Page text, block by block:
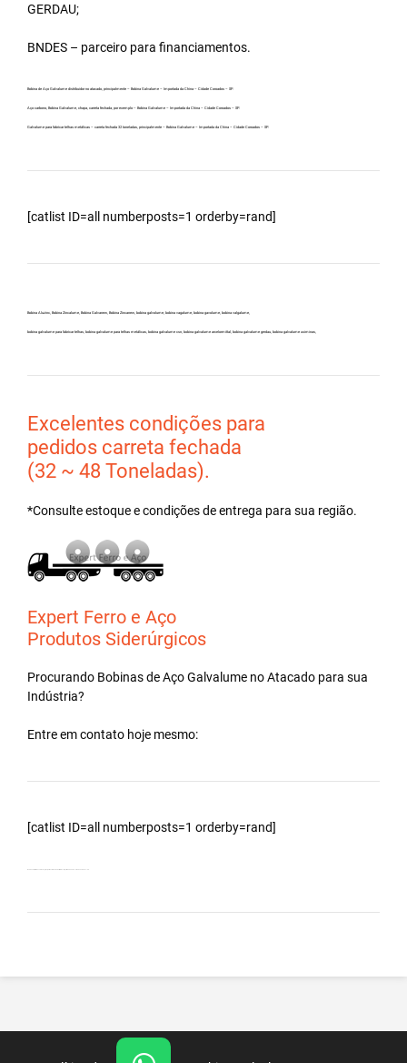
GERDAU;
BNDES – parceiro para financiamentos.
Bobina de Aço Galvalume distribuidor no atacado, principalmente – Bobina Galvalume – Importada da China – Cidade Coroados – SP.
Aço carbono, Bobina Galvalume, chapa, carreta fechada, por exemplo – Bobina Galvalume – Importada da China – Cidade Coroados – SP.
Galvalume para fabricar telhas metálicas – carreta fechada 32 toneladas, principalmente – Bobina Galvalume – Importada da China – Cidade Coroados – SP.
[catlist ID=all numberposts=1 orderby=rand]
Bobina Aluzinc, Bobina Zincalume, Bobina Galvanew, Bobina Zincanew, bobina galvolume, bobina vagalume, bobina gavolume, bobina valgalume,
bobina galvalume para fabricar telhas, bobina galvalume para telhas metálicas, bobina galvalume csn, bobina galvalume arcelormittal, bobina galvalume gerdau, bobina galvalume usiminas,
Excelentes condições para
pedidos carreta fechada
(32 ~ 48 Toneladas).
*Consulte estoque e condições de entrega para sua região.
Expert Ferro e Aço
Produtos Siderúrgicos
Procurando Bobinas deAço Galvalume noAtacado para sua
Indústria?
Entre em contato hoje mesmo:
[catlist ID=all numberposts=1 orderby=rand]